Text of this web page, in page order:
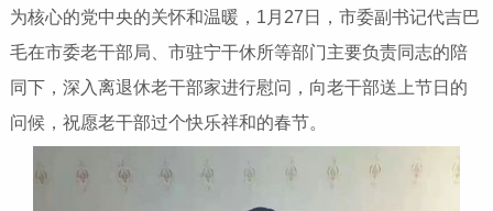
为核心的党中央的关怀和温暖，1月27日，市委副书记代吉巴
毛在市委老干部局、市驻宁干休所等部门主要负责同志的陪
同下，深入离退休老干部家进行慰问，向老干部送上节日的
问候，祝愿老干部过个快乐祥和的春节。